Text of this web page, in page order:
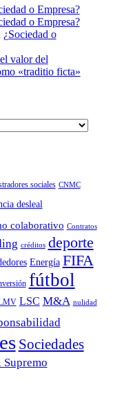
o Empresa?
o Empresa?
¿Sociedad o
valor del
«traditio ficta»
sociales CNMC
desleal
colaborativo Contratos
créditos deporte
Energía FIFA
fútbol
LSC M&A nulidad
Sociedades